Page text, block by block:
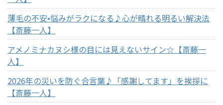
薄毛の不安•悩みがラクになる♪心が晴れる明るい解決法
【斎藤一人】
アメノミナカヌシ様の目には見えないサイン☆【斎藤一
人】
2026年の災いを防ぐ合言葉♪「感謝してます」を挨拶に
【斎藤一人】